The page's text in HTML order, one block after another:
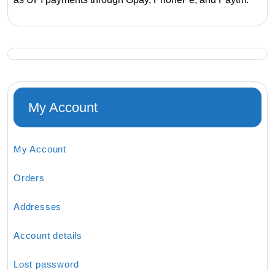
My Account
My Account
Orders
Addresses
Account details
Lost password